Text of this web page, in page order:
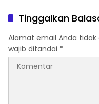
Tinggalkan
Alamat email Anda tidak
wajib ditandai *